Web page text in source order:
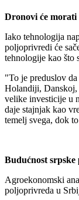
Dronovi će morati
Iako tehnologija
poljoprivredi će
tehnologije kao što
"To je preduslov
Holandiji, Danskoj,
velike investicije u
daje stajnjak kao
temelj svega, dok
Budućnost
Agroekonomski
poljoprivreda u